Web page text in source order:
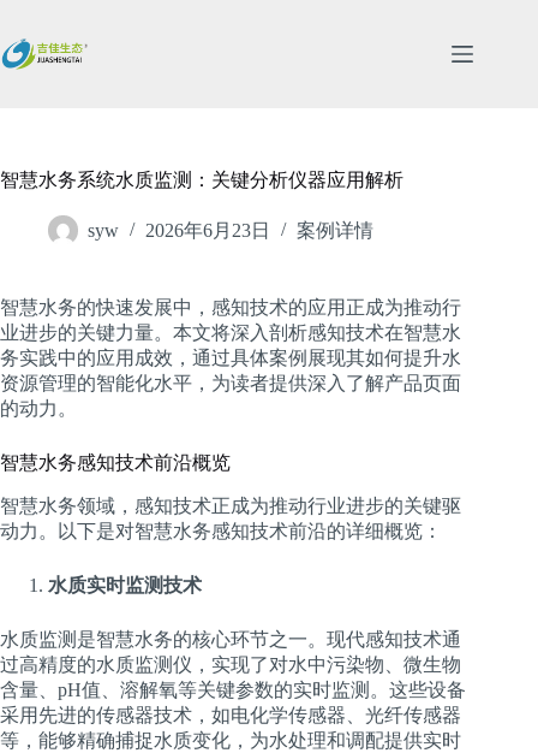
内
智慧水务系统水质监测：关键分析仪器应用解析
syw 2026年6月23日 案例详情
智慧水务的快速发展中，感知技术的应用正成为推动行
业进步的关键力量。本文将深入剖析感知技术在智慧水
务实践中的应用成效，通过具体案例展现其如何提升水
资源管理的智能化水平，为读者提供深入了解产品页面
的动力。
智慧水务感知技术前沿概览
智慧水务领域，感知技术正成为推动行业进步的关键驱
动力。以下是对智慧水务感知技术前沿的详细概览：
水质实时监测技术
水质监测是智慧水务的核心环节之一。现代感知技术通
过高精度的水质监测仪，实现了对水中污染物、微生物
含量、pH值、溶解氧等关键参数的实时监测。这些设备
采用先进的传感器技术，如电化学传感器、光纤传感器
等，能够精确捕捉水质变化，为水处理和调配提供实时